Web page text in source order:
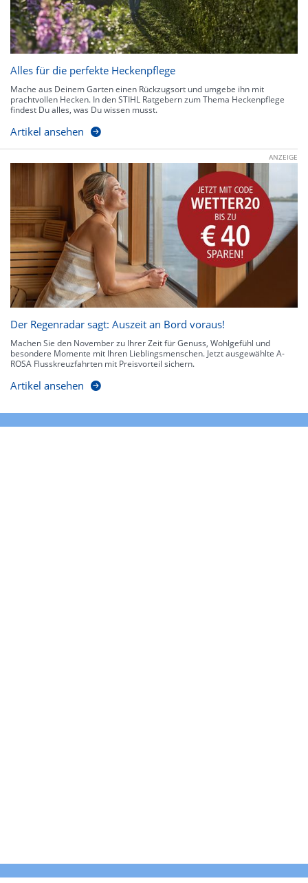
Alles für die perfekte Heckenpflege
Mache aus Deinem Garten einen Rückzugsort und umgebe ihn mit
prachtvollen Hecken. In den STIHL Ratgebern zum Thema Heckenpflege
findest Du alles, was Du wissen musst.
Artikel ansehen
ANZEIGE
Der Regenradar sagt: Auszeit an Bord voraus!
Machen Sie den November zu Ihrer Zeit für Genuss, Wohlgefühl und
besondere Momente mit Ihren Lieblingsmenschen. Jetzt ausgewählte A-
ROSA Flusskreuzfahrten mit Preisvorteil sichern.
Artikel ansehen